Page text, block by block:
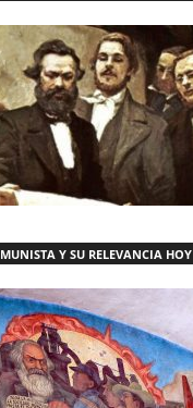
Y SU RELEVANCIA HOY